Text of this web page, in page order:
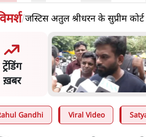
/जस्टिस अतुल श्रीधरन के सुप्रीम
ट्रेंडिंग
ख़बर
दाल ही
रहा है
Gandhi Viral Video